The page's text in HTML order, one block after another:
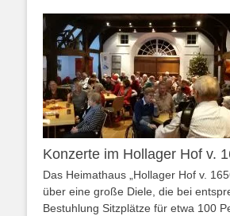
Konzerte im Hollager Hof v.
Das Heimathaus „Hollager Hof v.
über eine große Diele, die bei
Bestuhlung Sitzplätze für etwa 100